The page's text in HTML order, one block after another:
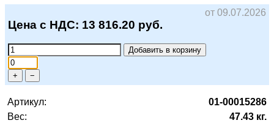
от 09.07.2026
Цена с НДС: 13 816.20 руб.
Добавить в корзину
+ −
Артикул:
01-00015286
Вес:
47.43 кг.